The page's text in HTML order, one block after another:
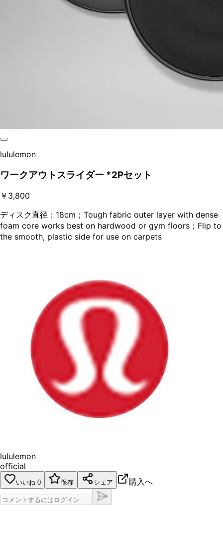
lululemon
ワークアウトスライダー *2Pセット
￥3,800
ディスク直径：18cm；Tough fabric outer layer with dense
foam core works best on hardwood or gym floors；Flip to
the smooth, plastic side for use on carpets
lululemon
official
いいね 0 保存 シェア 購入へ